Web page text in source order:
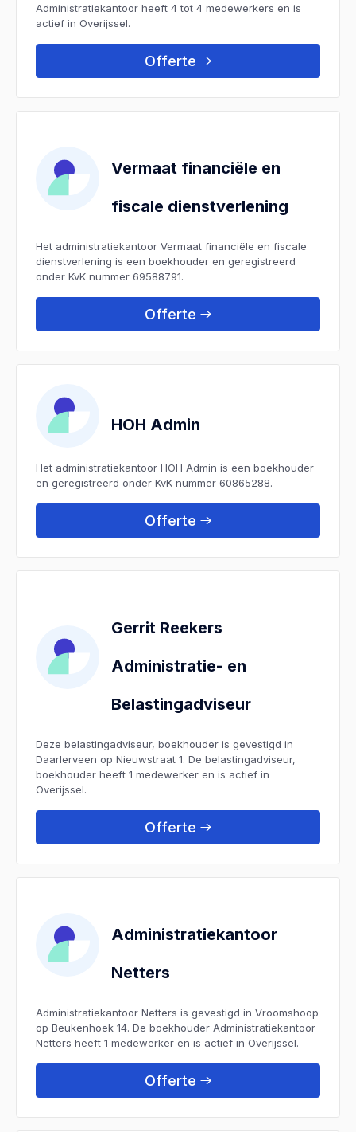
Administratiekantoor heeft 4 tot 4 medewerkers en is
actief in Overijssel.
Offerte
Vermaat financiële en
fiscale dienstverlening
Het administratiekantoor Vermaat financiële en fiscale
dienstverlening is een boekhouder en geregistreerd
onder KvK nummer 69588791.
Offerte
HOH Admin
Het administratiekantoor HOH Admin is een boekhouder
en geregistreerd onder KvK nummer 60865288.
Offerte
Gerrit Reekers
Administratie- en
Belastingadviseur
Deze belastingadviseur, boekhouder is gevestigd in
Daarlerveen op Nieuwstraat 1. De belastingadviseur,
boekhouder heeft 1 medewerker en is actief in
Overijssel.
Offerte
Administratiekantoor
Netters
Administratiekantoor Netters is gevestigd in Vroomshoop
op Beukenhoek 14. De boekhouder Administratiekantoor
Netters heeft 1 medewerker en is actief in Overijssel.
Offerte